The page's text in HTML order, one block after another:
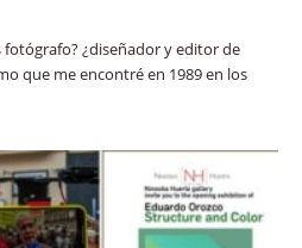
fotógrafo? ¿diseñador y editor de
que me encontré en 1989 en los